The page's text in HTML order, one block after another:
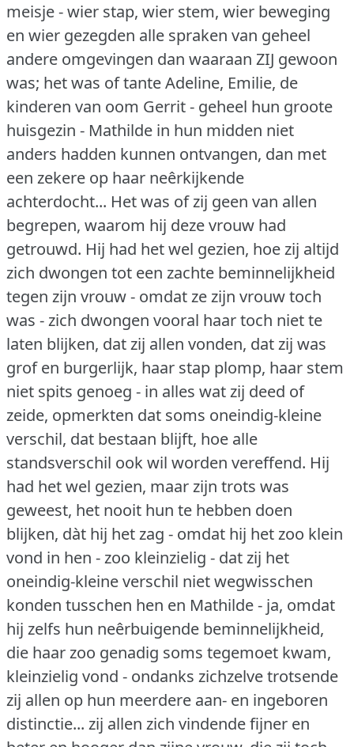
meisje - wier stap, wier stem, wier beweging
en wier gezegden alle spraken van geheel
andere omgevingen dan waaraan ZIJ gewoon
was; het was of tante Adeline, Emilie, de
kinderen van oom Gerrit - geheel hun groote
huisgezin - Mathilde in hun midden niet
anders hadden kunnen ontvangen, dan met
een zekere op haar neêrkijkende
achterdocht... Het was of zij geen van allen
begrepen, waarom hij deze vrouw had
getrouwd. Hij had het wel gezien, hoe zij altijd
zich dwongen tot een zachte beminnelijkheid
tegen zijn vrouw - omdat ze zijn vrouw toch
was - zich dwongen vooral haar toch niet te
laten blijken, dat zij allen vonden, dat zij was
grof en burgerlijk, haar stap plomp, haar stem
niet spits genoeg - in alles wat zij deed of
zeide, opmerkten dat soms oneindig-kleine
verschil, dat bestaan blijft, hoe alle
standsverschil ook wil worden vereffend. Hij
had het wel gezien, maar zijn trots was
geweest, het nooit hun te hebben doen
blijken, dàt hij het zag - omdat hij het zoo klein
vond in hen - zoo kleinzielig - dat zij het
oneindig-kleine verschil niet wegwisschen
konden tusschen hen en Mathilde - ja, omdat
hij zelfs hun neêrbuigende beminnelijkheid,
die haar zoo genadig soms tegemoet kwam,
kleinzielig vond - ondanks zichzelve trotsende
zij allen op hun meerdere aan- en ingeboren
distinctie... zij allen zich vindende fijner en